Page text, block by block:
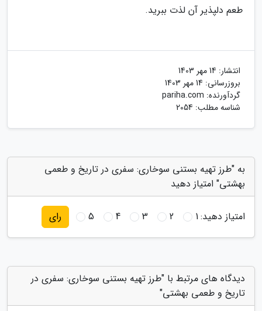
طعم دلپذیر آن لذت ببرید.
انتشار: 14 مهر 1403
بروزرسانی: 14 مهر 1403
گردآورنده: pariha.com
شناسه مطلب: 2054
به "طرز تهیه بستنی سوخاری: سفری در تاریخ و طعمی
بهشتی" امتیاز دهید
امتیاز دهید:1
2
3
4
5 رای
دیدگاه های مرتبط با "طرز تهیه بستنی سوخاری: سفری در
تاریخ و طعمی بهشتی"